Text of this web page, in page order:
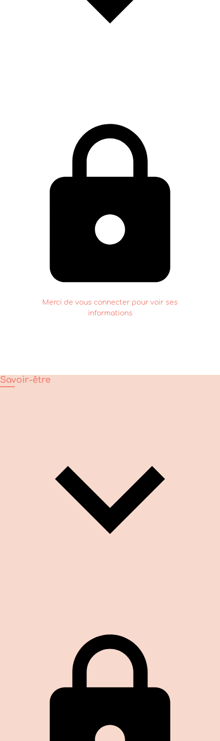
Merci de vous connecter pour voir ses
informations
Savoir-être